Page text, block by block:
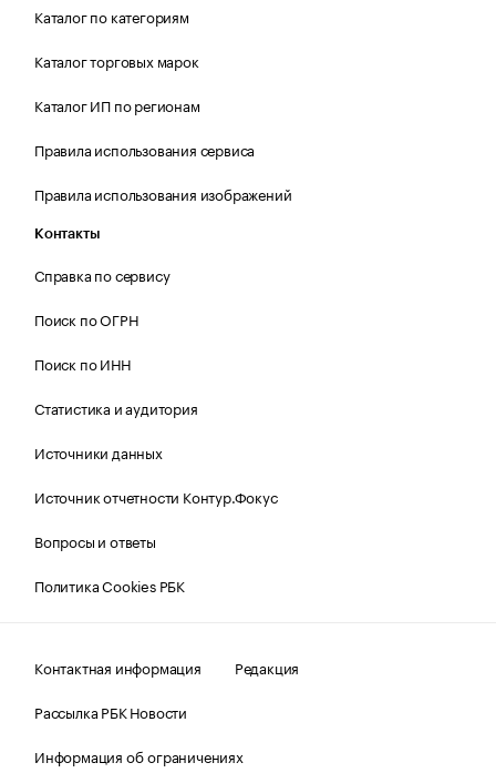
Каталог по категориям
Каталог торговых марок
Каталог ИП по регионам
Правила использования сервиса
Правила использования изображений
Контакты
Справка по сервису
Поиск по ОГРН
Поиск по ИНН
Статистика и аудитория
Источники данных
Источник отчетности Контур.Фокус
Вопросы и ответы
Политика Cookies РБК
Контактная информация
Редакция
Рассылка РБК Новости
Информация об ограничениях